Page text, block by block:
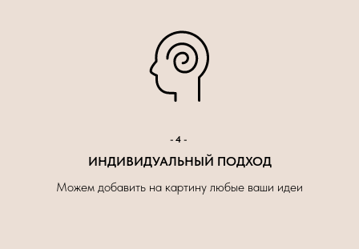
-4-
ИНДИВИДУАЛЬНЫЙ ПОДХОД
Можем добавить на картину любые ваши идеи